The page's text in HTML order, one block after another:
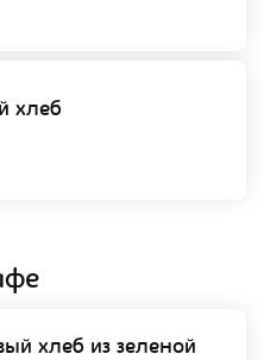
хлеб
хлеб из зеленой